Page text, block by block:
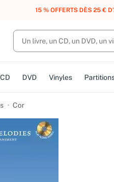
ACHAT, DES POINTS, DES
CD DVD Vinyles
Cor